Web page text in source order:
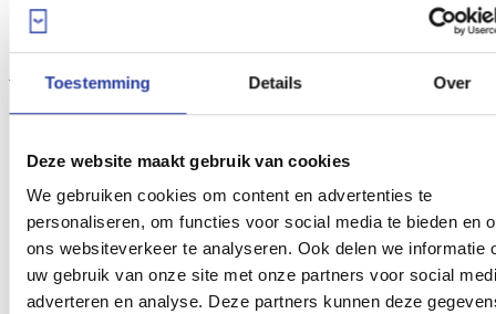
Toestemming Details Over
Deze website maakt gebruik van cookies
We gebruiken cookies om content en advertenties te
personaliseren, om functies voor social media te bieden en
ons websiteverkeer te analyseren. Ook delen we informatie
uw gebruik van onze site met onze partners voor social
adverteren en analyse. Deze partners kunnen deze
Santa Clara Golf (Marbella)